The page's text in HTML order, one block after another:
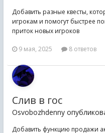
Добавить разные квесты,
игрокам и помогут быстрее
приток новых игроков
9 мая, 2025 8 ответов
Слив в гос
Osvobozhdenny
Добавить функцию продажи